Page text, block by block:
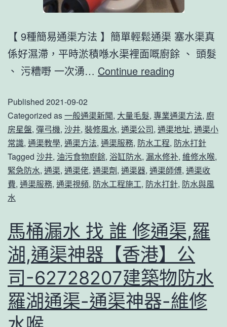
方
雨
有
得
哪
防
得
推
【 9種簡易通渠方法 】簡單輕鬆通渠 塞水渠真
係好濕滯，平時淤積喺水渠裡面嘅廚餘 、 頭髮
、 污糟嘢 一次湧… Continue reading
易
通
渠
方
法-
港
通
渠
方
法
解
Published 2021-09-02
Categorized as一般通渠新聞, 大量毛髮, 專業通渠方法, 廚
房星盤, 彈弓機, 沙井, 裝修風水, 通渠公司, 通渠地址, 通渠小
常識, 通渠教學, 通渠方法, 通渠服務, 防水工程, 防水打針
Tagged 沙井, 油污食物廚餘, 浴缸防水, 漏水修补, 維修水喉,
緊急防水, 通渠, 通渠佬, 通渠劑, 通渠器, 通渠師傅, 通渠收
費, 通渠服務, 通渠視頻, 防水工程施工, 防水打針, 防水與風
水
馬桶漏水 找 誰 修通渠,羅
湖,通渠神器【香港】公
司-62728207建築物防水
羅湖通渠-通渠神器-維修